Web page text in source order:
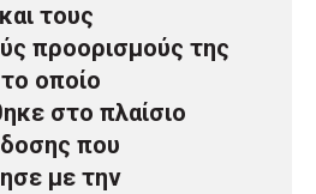
τους
προορισμούς της
οποίο
στο πλαίσιο
που
με την